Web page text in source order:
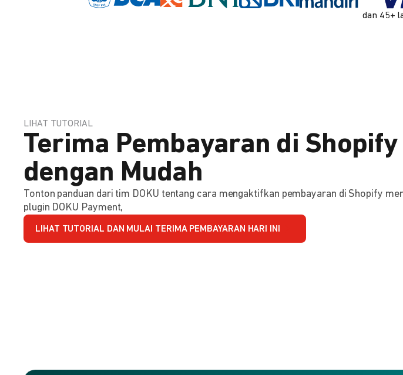
dan 45+
LIHAT TUTORIAL
Terima Pembayaran di Shopify
dengan Mudah
Tonton panduan dari tim DOKU tentang cara mengaktifkan pembayaran di Shopify
plugin DOKU Payment,
LIHAT TUTORIAL DAN MULAI TERIMA PEMBAYARAN HARI INI